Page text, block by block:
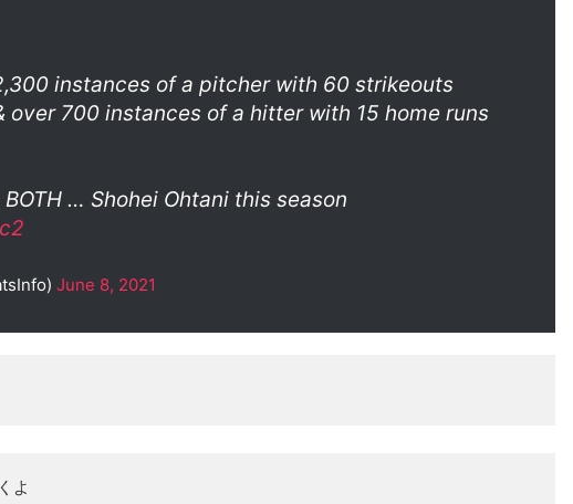
instances of a pitcher with 60 strikeouts
over 700 instances of a hitter with 15 home runs
… Shohei Ohtani this season
June 8, 2021
よ